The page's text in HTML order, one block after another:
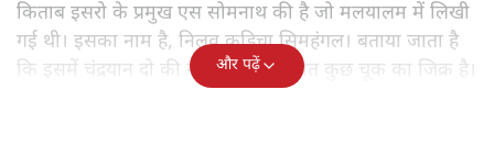
किताब इसरो के प्रमुख एस सोमनाथ की है जो मलयालम में लिखी
गई थी। इसका नाम है, निलवु कुडिचा सिमहंगल। बताया जाता है
कि इसमें चंद्रयान दो की नाकामी से संबंधित कुछ चूक का जिक्र है।
और पढ़ें